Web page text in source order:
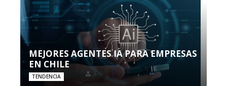
MEJORES AGENTES IA PARA EMPRESAS
EN CHILE
TENDENCIA